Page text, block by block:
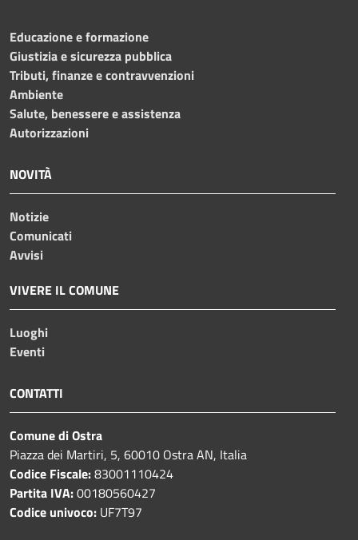
Educazione e formazione
Giustizia e sicurezza pubblica
Tributi, finanze e contravvenzioni
Ambiente
Salute, benessere e assistenza
Autorizzazioni
NOVITÀ
Notizie
Comunicati
Avvisi
VIVERE IL COMUNE
Luoghi
Eventi
CONTATTI
Comune di Ostra
Piazza dei Martiri, 5, 60010 Ostra AN, Italia
Codice Fiscale:83001110424
Partita IVA:00180560427
Codice univoco: UF7T97